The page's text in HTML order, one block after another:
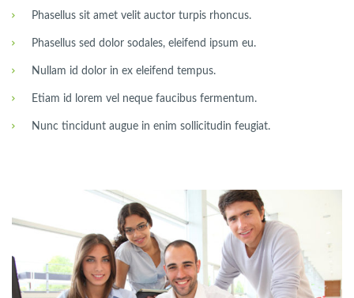
Phasellus sit amet velit auctor turpis rhoncus.
Phasellus sed dolor sodales, eleifend ipsum eu.
Nullam id dolor in ex eleifend tempus.
Etiam id lorem vel neque faucibus fermentum.
Nunc tincidunt augue in enim sollicitudin feugiat.